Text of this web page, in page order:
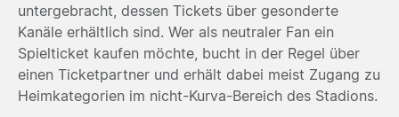
untergebracht, dessen Tickets über gesonderte
Kanäle erhältlich sind. Wer als neutraler Fan ein
Spielticket kaufen möchte, bucht in der Regel über
einen Ticketpartner und erhält dabei meist Zugang zu
Heimkategorien im nicht-Kurva-Bereich des Stadions.